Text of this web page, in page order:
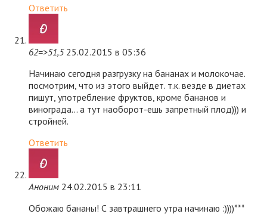
Ответить
62=>51,5 25.02.2015 в 05:36
Начинаю сегодня разгрузку на бананах и молокочае.
посмотрим, что из этого выйдет. т.к. везде в диетах
пишут, употребление фруктов, кроме бананов и
винограда… а тут наоборот-ешь запретный плод))) и
стройней.
Ответить
Аноним 24.02.2015 в 23:11
Обожаю бананы! С завтрашнего утра начинаю :))))***